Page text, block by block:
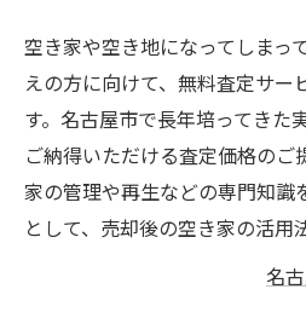
空き家や空き地になってしまっ
えの方に向けて、無料査定サー
す。名古屋市で長年培ってきた
ご納得いただける査定価格のご
家の管理や再生などの専門知識
として、売却後の空き家の活用
名